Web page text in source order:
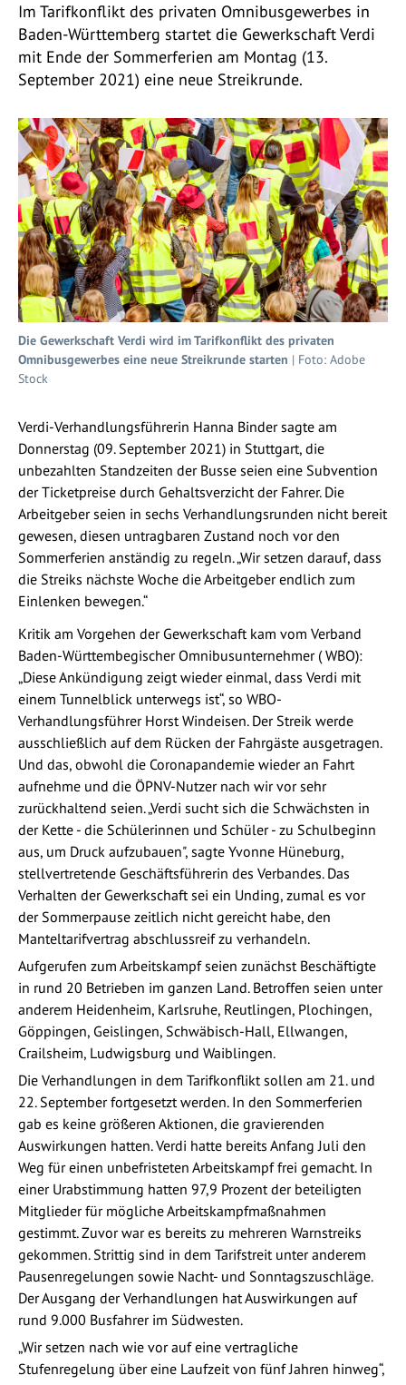
Im Tarifkonflikt des privaten Omnibusgewerbes in
Baden-Württemberg startet die Gewerkschaft Verdi
mit Ende der Sommerferien am Montag (13.
September 2021) eine neue Streikrunde.
Die Gewerkschaft Verdi wird im Tarifkonflikt des privaten
Omnibusgewerbes eine neue Streikrunde starten | Foto: Adobe
Stock
Verdi-Verhandlungsführerin Hanna Binder sagte am
Donnerstag (09. September 2021) in Stuttgart, die
unbezahlten Standzeiten der Busse seien eine Subvention
der Ticketpreise durch Gehaltsverzicht der Fahrer. Die
Arbeitgeber seien in sechs Verhandlungsrunden nicht bereit
gewesen, diesen untragbaren Zustand noch vor den
Sommerferien anständig zu regeln. „Wir setzen darauf, dass
die Streiks nächste Woche die Arbeitgeber endlich zum
Einlenken bewegen.“
Kritik am Vorgehen der Gewerkschaft kam vom Verband
Baden-Württembegischer Omnibusunternehmer ( WBO):
„Diese Ankündigung zeigt wieder einmal, dass Verdi mit
einem Tunnelblick unterwegs ist“, so WBO-
Verhandlungsführer Horst Windeisen. Der Streik werde
ausschließlich auf dem Rücken der Fahrgäste ausgetragen.
Und das, obwohl die Coronapandemie wieder an Fahrt
aufnehme und die ÖPNV-Nutzer nach wir vor sehr
zurückhaltend seien. „Verdi sucht sich die Schwächsten in
der Kette - die Schülerinnen und Schüler - zu Schulbeginn
aus, um Druck aufzubauen", sagte Yvonne Hüneburg,
stellvertretende Geschäftsführerin des Verbandes. Das
Verhalten der Gewerkschaft sei ein Unding, zumal es vor
der Sommerpause zeitlich nicht gereicht habe, den
Manteltarifvertrag abschlussreif zu verhandeln.
Aufgerufen zum Arbeitskampf seien zunächst Beschäftigte
in rund 20 Betrieben im ganzen Land. Betroffen seien unter
anderem Heidenheim, Karlsruhe, Reutlingen, Plochingen,
Göppingen, Geislingen, Schwäbisch-Hall, Ellwangen,
Crailsheim, Ludwigsburg und Waiblingen.
Die Verhandlungen in dem Tarifkonflikt sollen am 21. und
22. September fortgesetzt werden. In den Sommerferien
gab es keine größeren Aktionen, die gravierenden
Auswirkungen hatten. Verdi hatte bereits Anfang Juli den
Weg für einen unbefristeten Arbeitskampf frei gemacht. In
einer Urabstimmung hatten 97,9 Prozent der beteiligten
Mitglieder für mögliche Arbeitskampfmaßnahmen
gestimmt. Zuvor war es bereits zu mehreren Warnstreiks
gekommen. Strittig sind in dem Tarifstreit unter anderem
Pausenregelungen sowie Nacht- und Sonntagszuschläge.
Der Ausgang der Verhandlungen hat Auswirkungen auf
rund 9.000 Busfahrer im Südwesten.
„Wir setzen nach wie vor auf eine vertragliche
Stufenregelung über eine Laufzeit von fünf Jahren hinweg“,